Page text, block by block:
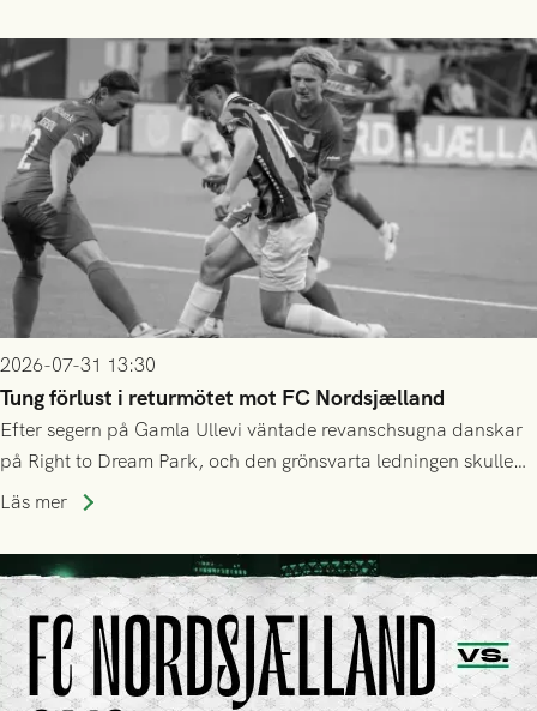
2026-07-31 13:30
Tung förlust i returmötet mot FC Nordsjælland
Efter segern på Gamla Ullevi väntade revanschsugna danskar
på Right to Dream Park, och den grönsvarta ledningen skulle
upphöra efter mindre än kvarten spelad. På lika mark visade
tennissiffror och det grönsvarta europaäventyret tog slut.
Läs mer